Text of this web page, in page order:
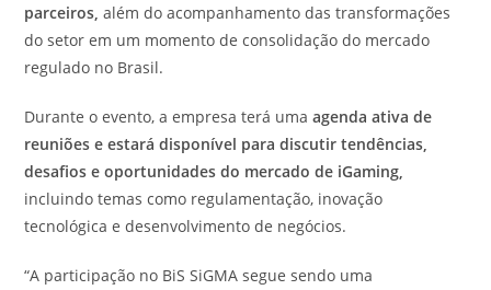
parceiros, além do acompanhamento das transformações
do setor em um momento de consolidação do mercado
regulado no Brasil.
Durante o evento, a empresa terá uma agenda ativa de
reuniões e estará disponível para discutir tendências,
desafios e oportunidades do mercado de iGaming,
incluindo temas como regulamentação, inovação
tecnológica e desenvolvimento de negócios.
“A participação no BiS SiGMA segue sendo uma